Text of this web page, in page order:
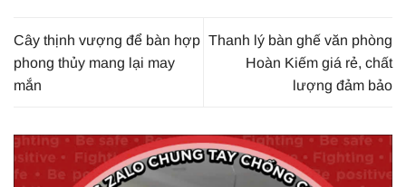
Cây thịnh vượng để bàn hợp
phong thủy mang lại may
mắn
Thanh lý bàn ghế văn phòng
Hoàn Kiếm giá rẻ, chất
lượng đảm bảo